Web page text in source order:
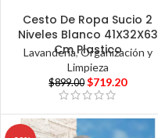
Cesto De Ropa Sucio 2
Niveles Blanco 41X32X63
Cm Plastico
Lavandería,Organización y
Limpieza
$899.00 $719.20